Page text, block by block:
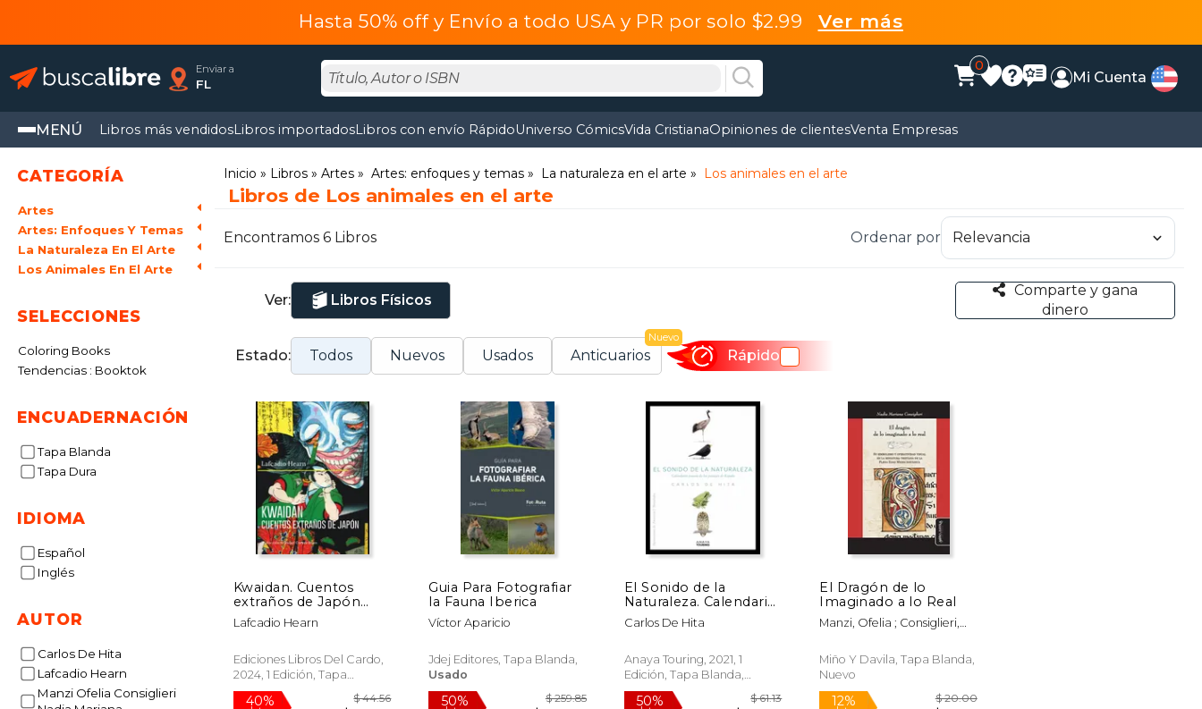
Hasta 50% off y Envío a todo USA y PR por solo $2.99 Ver más
Enviar a
FL
0
Mi Cuenta
MENÚ Libros más vendidosLibros importadosLibros con envío RápidoUniverso CómicsVida CristianaOpiniones de clientesVenta Empresas
CATEGORÍA
Artes
Artes: Enfoques Y Temas
La Naturaleza En El Arte
Los Animales En El Arte
SELECCIONES
Coloring Books
Tendencias : Booktok
ENCUADERNACIÓN
Tapa Blanda
Tapa Dura
IDIOMA
Español
Inglés
AUTOR
Carlos De Hita
Lafcadio Hearn
Manzi Ofelia Consiglieri
Inicio Libros Artes Artes: enfoques y temas La naturaleza en el arte Los animales en el arte
Libros de Los animales en el arte
Encontramos 6 Libros Ordenar por
Ver: Libros Físicos
Comparte y gana
dinero
Estado: Todos Nuevos Usados Anticuarios
Nuevo
Rápido
Kwaidan. Cuentos
extraños de Japón
(con ilustraciones a
color de Utagawa
Lafcadio Hearn
Ediciones Libros Del Cardo,
2024, 1 Edición, Tapa
Blanda, Nuevo
Guia Para Fotografiar
la Fauna Iberica
Víctor Aparicio
Jdej Editores, Tapa Blanda,
Usado
El Sonido de la
Naturaleza. Calendario
Sonoro de los Paisajes
de España
Carlos De Hita
Anaya Touring, 2021, 1
Edición, Tapa Blanda,
Nuevo
El Dragón de lo
Imaginado a lo Real
Manzi, Ofelia ; Consiglieri,
Miño Y Davila, Tapa Blanda,
Nuevo